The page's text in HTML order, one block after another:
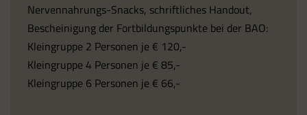
Nervennahrungs-Snacks, schriftliches Handout,
Bescheinigung der Fortbildungspunkte bei der BAO:
Kleingruppe 2 Personen je € 120,-
Kleingruppe 4 Personen je € 85,-
Kleingruppe 6 Personen je € 66,-